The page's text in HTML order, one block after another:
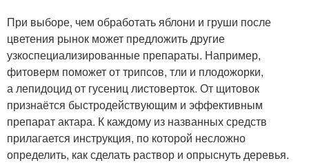
При выборе, чем обработать яблони и груши после
цветения рынок может предложить другие
узкоспециализированные препараты. Например,
фитоверм поможет от трипсов, тли и плодожорки,
а лепидоцид от гусениц листоверток. От щитовок
признаётся быстродействующим и эффективным
препарат актара. К каждому из названных средств
прилагается инструкция, по которой несложно
определить, как сделать раствор и опрыснуть деревья.